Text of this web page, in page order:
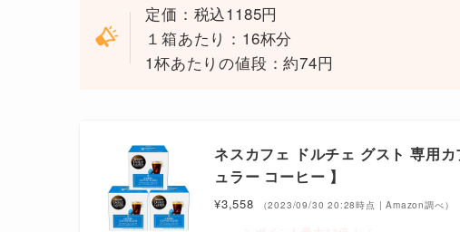
定価：税込1185円
１箱あたり：16杯分
1杯あたりの値段：約74円
ネスカフェ ドルチェ グスト 専用
ュラー コーヒー 】
¥3,558 （2023/09/30 20:28時点 | Amazon調べ）